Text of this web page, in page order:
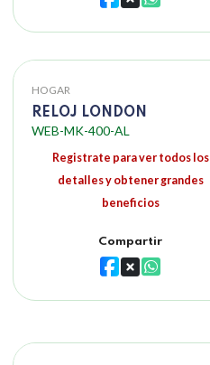
HOGAR
RELOJ LONDON
WEB-MK-400-AL
Registrate para ver todos los
detalles y obtener grandes
beneficios
Compartir